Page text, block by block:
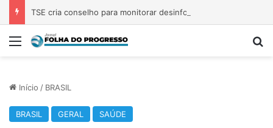
Menu
Início / BRASIL
BRASIL GERAL SAÚDE